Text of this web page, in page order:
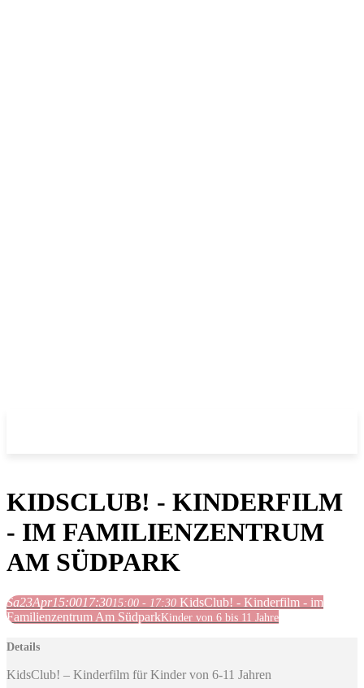
KIDSCLUB! - KINDERFILM
- IM FAMILIENZENTRUM
AM SÜDPARK
Sa23Apr15:0017:3015:00 - 17:30 KidsClub! - Kinderfilm - im
Familienzentrum Am SüdparkKinder von 6 bis 11 Jahre
Details
KidsClub! – Kinderfilm für Kinder von 6-11 Jahren